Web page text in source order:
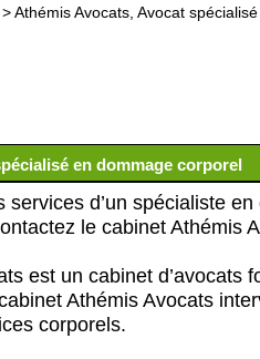
>Athémis Avocats, Avocat
en dommage corporel
services d’un spécialiste en
le cabinet Athémis
est un cabinet d’avocats
Athémis Avocats
corporels.